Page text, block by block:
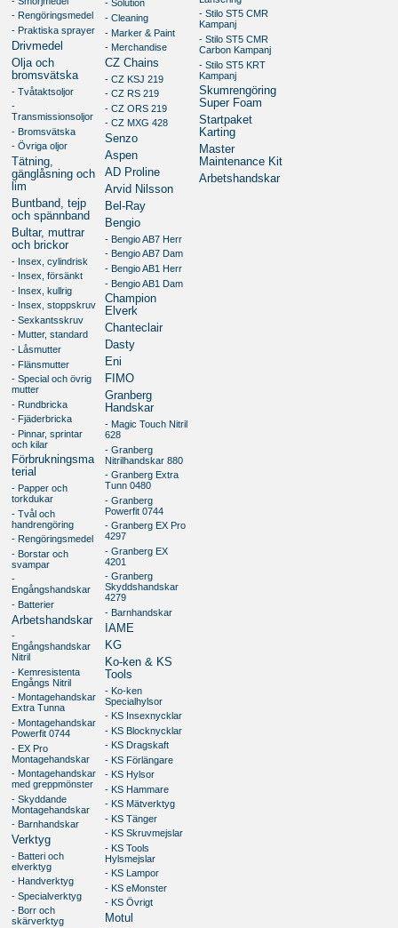
- Rengöringsmedel
- Praktiska sprayer
Drivmedel
Olja och
bromsvätska
- Tvåtaktsoljor
-
Transmissionsoljor
- Bromsvätska
- Övriga oljor
Tätning,
gänglåsning och
lim
Buntband, tejp
och spännband
Bultar, muttrar
och brickor
- Insex, cylindrisk
- Insex, försänkt
- Insex, kullrig
- Insex, stoppskruv
- Sexkantsskruv
- Mutter, standard
- Låsmutter
- Flänsmutter
- Special och övrig
mutter
- Rundbricka
- Fjäderbricka
- Pinnar, sprintar
och kilar
Förbrukningsma
terial
- Papper och
torkdukar
- Tvål och
handrengöring
- Rengöringsmedel
- Borstar och
svampar
-
Engångshandskar
- Batterier
Arbetshandskar
-
Engångshandskar
Nitril
- Kemresistenta
Engångs Nitril
- Montagehandskar
Extra Tunna
- Montagehandskar
Powerfit 0744
- EX Pro
Montagehandskar
- Montagehandskar
med greppmönster
- Skyddande
Montagehandskar
- Barnhandskar
Verktyg
- Batteri och
elverktyg
- Handverktyg
- Specialverktyg
- Borr och
skärverktyg
- Solution
- Cleaning
- Marker & Paint
- Merchandise
CZ Chains
- CZ KSJ 219
- CZ RS 219
- CZ ORS 219
- CZ MXG 428
Senzo
Aspen
AD Proline
Arvid Nilsson
Bel-Ray
Bengio
- Bengio AB7 Herr
- Bengio AB7 Dam
- Bengio AB1 Herr
- Bengio AB1 Dam
Champion
Elverk
Chanteclair
Dasty
Eni
FIMO
Granberg
Handskar
- Magic Touch Nitril
628
- Granberg
Nitrilhandskar 880
- Granberg Extra
Tunn 0480
- Granberg
Powerfit 0744
- Granberg EX Pro
4297
- Granberg EX
4201
- Granberg
Skyddshandskar
4279
- Barnhandskar
IAME
KG
Ko-ken & KS
Tools
- Ko-ken
Specialhylsor
- KS Insexnycklar
- KS Blocknycklar
- KS Dragskaft
- KS Förlängare
- KS Hylsor
- KS Hammare
- KS Mätverktyg
- KS Tänger
- KS Skruvmejslar
- KS Tools
Hylsmejslar
- KS Lampor
- KS eMonster
- KS Övrigt
Motul
- Stilo ST5 CMR
Kampanj
- Stilo ST5 CMR
Carbon Kampanj
- Stilo ST5 KRT
Kampanj
Skumrengöring
Super Foam
Startpaket
Karting
Master
Maintenance Kit
Arbetshandskar